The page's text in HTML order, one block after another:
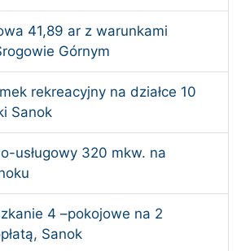
41,89 ar z warunkami
Górnym
rekreacyjny na działce 10
Sanok
usługowy 320 mkw. na
4 –pokojowe na 2
Sanok